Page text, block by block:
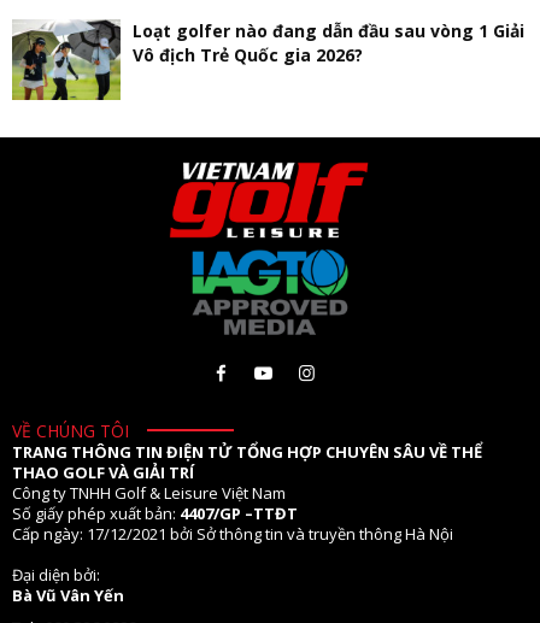
Loạt golfer nào đang dẫn đầu sau vòng 1 Giải
Vô địch Trẻ Quốc gia 2026?
VỀ CHÚNG TÔI
TRANG THÔNG TIN ĐIỆN TỬ TỔNG HỢP CHUYÊN SÂU VỀ THỂ
THAO GOLF VÀ GIẢI TRÍ
Công ty TNHH Golf & Leisure Việt Nam
Số giấy phép xuất bản: 4407/GP –TTĐT
Cấp ngày: 17/12/2021 bởi Sở thông tin và truyền thông Hà Nội
Đại diện bởi:
Bà Vũ Vân Yến